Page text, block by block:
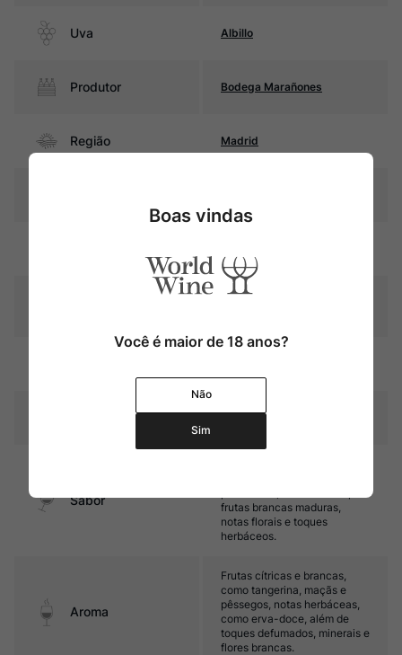
Uva Albillo
Produtor Bodega Marañones
Região Madrid
esverdeados
Graduação Alcóoli
Temperatura 10ºC – 12ºC
Sabor
frutas brancas maduras,
notas florais e toques
herbáceos.
Aroma
Frutas cítricas e brancas,
como tangerina, maçãs e
pêssegos, notas herbáceas,
como erva-doce, além de
toques defumados, minerais e
flores brancas.
Boas vindas
Você é maior de 18 anos?
Não
Sim